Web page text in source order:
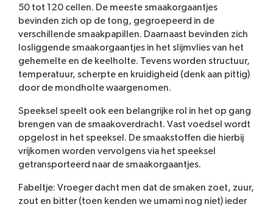
50 tot 120 cellen. De meeste smaakorgaantjes
bevinden zich op de tong, gegroepeerd in de
verschillende smaakpapillen. Daarnaast bevinden zich
losliggende smaakorgaantjes in het slijmvlies van het
gehemelte en de keelholte. Tevens worden structuur,
temperatuur, scherpte en kruidigheid (denk aan pittig)
door de mondholte waargenomen.
Speeksel speelt ook een belangrijke rol in het op gang
brengen van de smaakoverdracht. Vast voedsel wordt
opgelost in het speeksel. De smaakstoffen die hierbij
vrijkomen worden vervolgens via het speeksel
getransporteerd naar de smaakorgaantjes.
Fabeltje: Vroeger dacht men dat de smaken zoet, zuur,
zout en bitter (toen kenden we umami nog niet) ieder